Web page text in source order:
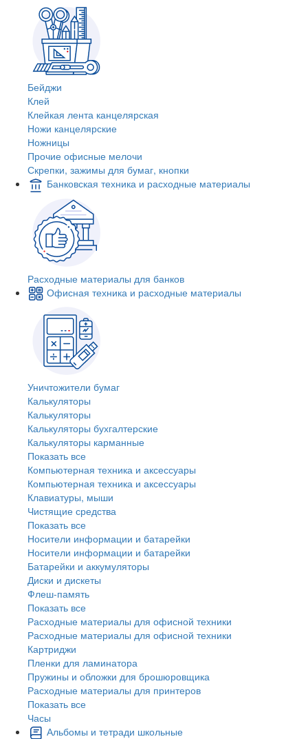
Бейджи
Клей
Клейкая лента канцелярская
Ножи канцелярские
Ножницы
Прочие офисные мелочи
Скрепки, зажимы для бумаг, кнопки
Банковская техника и расходные материалы
Расходные материалы для банков
Офисная техника и расходные материалы
Уничтожители бумаг
Калькуляторы
Калькуляторы
Калькуляторы бухгалтерские
Калькуляторы карманные
Показать все
Компьютерная техника и аксессуары
Компьютерная техника и аксессуары
Клавиатуры, мыши
Чистящие средства
Показать все
Носители информации и батарейки
Носители информации и батарейки
Батарейки и аккумуляторы
Диски и дискеты
Флеш-память
Показать все
Расходные материалы для офисной техники
Расходные материалы для офисной техники
Картриджи
Пленки для ламинатора
Пружины и обложки для брошюровщика
Расходные материалы для принтеров
Показать все
Часы
Альбомы и тетради школьные